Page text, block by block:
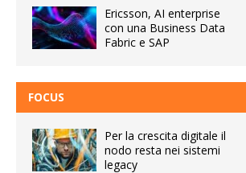
Ericsson, AI enterprise
con una Business Data
Fabric e SAP
FOCUS
Per la crescita digitale il
nodo resta nei sistemi
legacy